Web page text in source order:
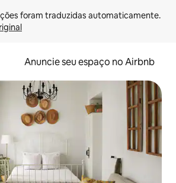
Anuncie seu espaço no Airbnb